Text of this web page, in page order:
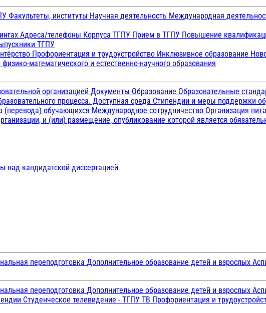
Факультеты, институты Научная деятельность Международная
Адреса/телефоны Корпуса ТГПУ Прием в ТГПУ Повышение
ТГПУ
Профориентация и трудоустройство Инклюзивное образование
математического и естественно-научного образования
организацией Документы Образование Образовательные
процесса. Доступная среда Стипендии и меры поддержки
(перевода) обучающихся Международное сотрудничество Организация
и (или) размещение, опубликование которой является
над кандидатской диссертацией
переподготовка Дополнительное образование детей и взрослых
переподготовка Дополнительное образование детей и взрослых
Студенческое телевидение - ТГПУ ТВ Профориентация и